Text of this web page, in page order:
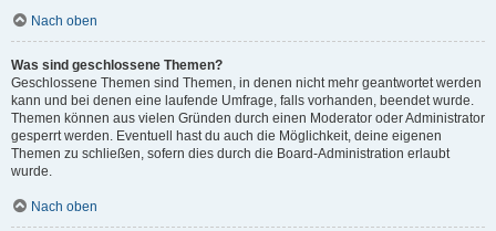
Nach oben
Was sind geschlossene Themen?
Geschlossene Themen sind Themen, in denen nicht mehr geantwortet werden
kann und bei denen eine laufende Umfrage, falls vorhanden, beendet wurde.
Themen können aus vielen Gründen durch einen Moderator oder Administrator
gesperrt werden. Eventuell hast du auch die Möglichkeit, deine eigenen
Themen zu schließen, sofern dies durch die Board-Administration erlaubt
wurde.
Nach oben